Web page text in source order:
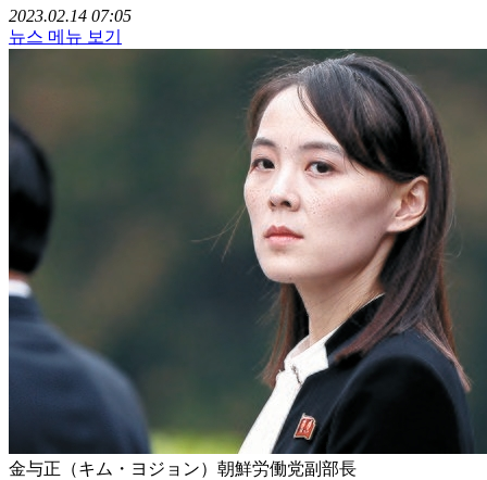
2023.02.14 07:05
뉴스 메뉴 보기
金与正（キム・ヨジョン）朝鮮労働党副部長